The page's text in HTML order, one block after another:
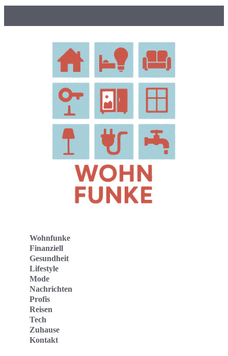
Wohnfunke
Finanziell
Gesundheit
Lifestyle
Mode
Nachrichten
Profis
Reisen
Tech
Zuhause
Kontakt